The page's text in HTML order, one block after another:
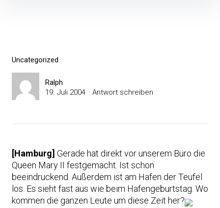
Uncategorized
Ralph
19. Juli 2004
Antwort schreiben
[Hamburg] Gerade hat direkt vor unserem Büro die
Queen Mary II festgemacht. Ist schon
beeindruckend. Außerdem ist am Hafen der Teufel
los. Es sieht fast aus wie beim Hafengeburtstag. Wo
kommen die ganzen Leute um diese Zeit her?